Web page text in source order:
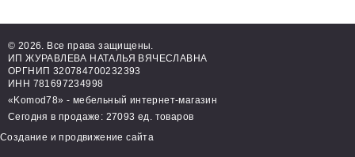
© 2026. Все права защищены.
ИП ЖУРАВЛЕВА НАТАЛЬЯ ВЯЧЕСЛАВНА
ОРГНИП 320784700232393
ИНН 781697234998
«Komod78» - мебельный интернет-магазин
Сегодня в продаже: 27093 ед. товаров
Создание и продвижение сайта